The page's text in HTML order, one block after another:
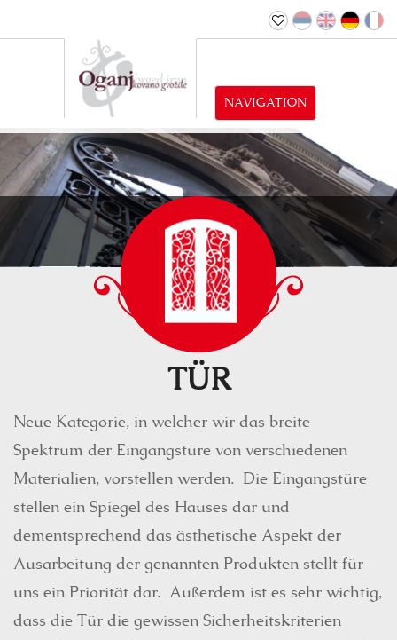
NAVIGATION
TÜR
Neue Kategorie, in welcher wir das breite
Spektrum der Eingangstüre von verschiedenen
Materialien, vorstellen werden. Die Eingangstüre
stellen ein Spiegel des Hauses dar und
dementsprechend das ästhetische Aspekt der
Ausarbeitung der genannten Produkten stellt für
uns ein Priorität dar. Außerdem ist es sehr wichtig,
dass die Tür die gewissen Sicherheitskriterien